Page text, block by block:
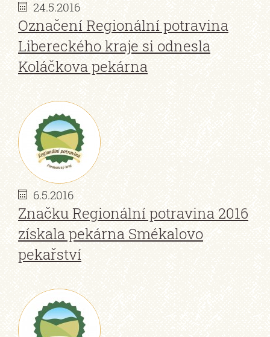
24.5.2016
Označení Regionální potravina
Libereckého kraje si odnesla
Koláčkova pekárna
6.5.2016
Značku Regionální potravina 2016
získala pekárna Smékalovo
pekařství